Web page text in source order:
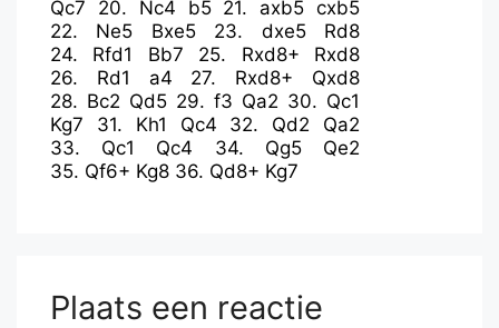
Qc7
20. Nc4 b5 21. axb5 cxb5
22. Ne5 Bxe5 23. dxe5
Rd8
24. Rfd1 Bb7 25. Rxd8+
Rxd8
26. Rd1 a4 27. Rxd8+
Qxd8
28. Bc2 Qd5 29. f3 Qa2 30. Qc1
Kg7
31. Kh1 Qc4 32. Qd2
Qa2
33. Qc1 Qc4 34. Qg5
Qe2
35. Qf6+ Kg8 36. Qd8+ Kg7
Plaats een reactie